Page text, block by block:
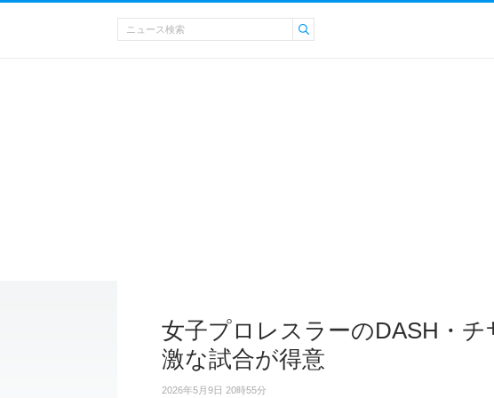
女子プロレスラーのDASH・チ
激な試合が得意
2026年5月9日 20時55分